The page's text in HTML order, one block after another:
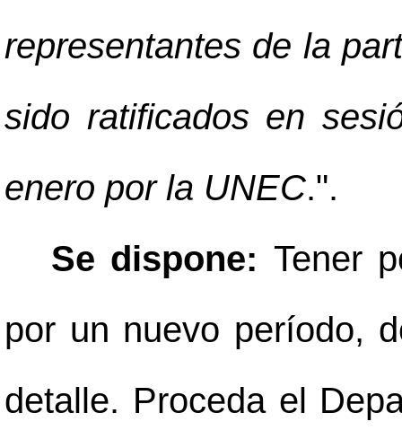
representantes de la
sido ratificados en
enero por la UNEC.".
Se dispone: Tener
por un nuevo período,
detalle. Proceda el